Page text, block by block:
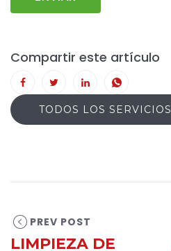
Compartir este artículo
TODOS LOS SERVICIOS
PREV POST
LIMPIEZA DE